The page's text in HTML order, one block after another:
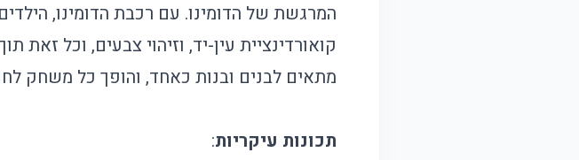
המרגשת של הדומינו. עם רכבת הדומינו,
קואורדינציית עין-יד, וזיהוי צבעים, וכל זאת
מתאים לבנים ובנות כאחד, והופך כל משחק
תכונות עיקריות: